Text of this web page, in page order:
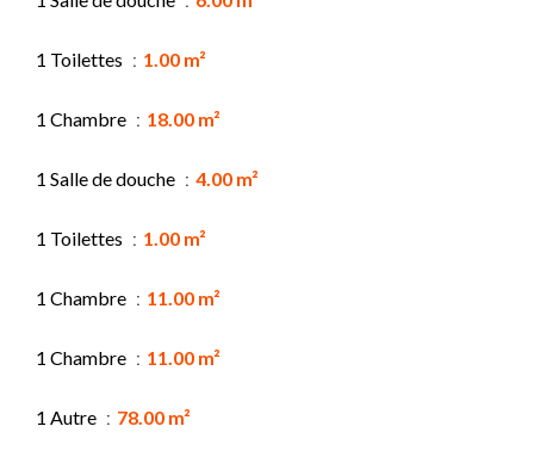
1 Toilettes 1.00 m²
1 Chambre 18.00 m²
1 Salle de douche 4.00 m²
1 Toilettes 1.00 m²
1 Chambre 11.00 m²
1 Chambre 11.00 m²
1 Autre 78.00 m²